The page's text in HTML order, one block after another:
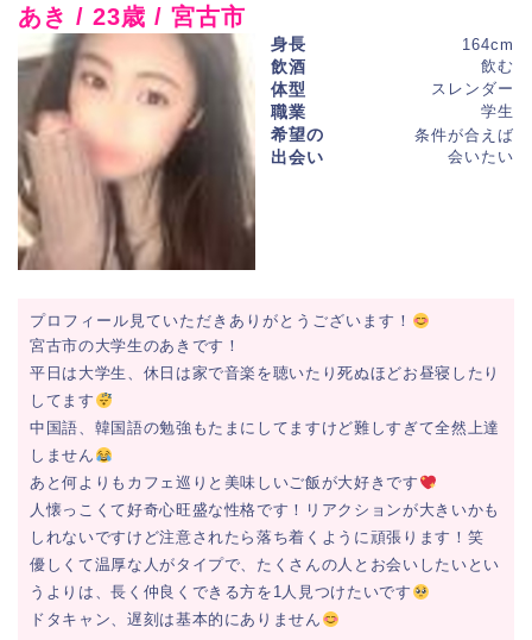
あき / 23歳 / 宮古市
身長 164cm
飲酒 飲む
体型 スレンダー
職業 学生
希望の
出会い
条件が合えば
会いたい
プロフィール見ていただきありがとうございます！
宮古市の大学生のあきです！
平日は大学生、休日は家で音楽を聴いたり死ぬほどお昼寝したり
してます
中国語、韓国語の勉強もたまにしてますけど難しすぎて全然上達
しません
あと何よりもカフェ巡りと美味しいご飯が大好きです
人懐っこくて好奇心旺盛な性格です！リアクションが大きいかも
しれないですけど注意されたら落ち着くように頑張ります！笑
優しくて温厚な人がタイプで、たくさんの人とお会いしたいとい
うよりは、長く仲良くできる方を1人見つけたいです
ドタキャン、遅刻は基本的にありません